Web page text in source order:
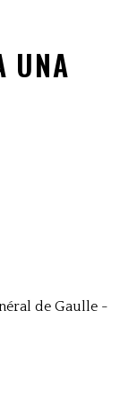
UNA
de Gaulle -